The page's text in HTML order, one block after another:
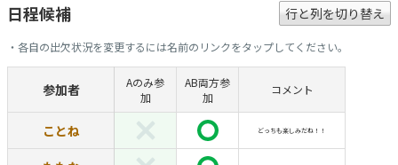
日程候補 行と列を切り替え
・各自の出欠状況を変更するには名前のリンクをタップしてください。
参加者
Aのみ参
加
AB両方参
加
コメント
ことね どっちも楽しみだね！！